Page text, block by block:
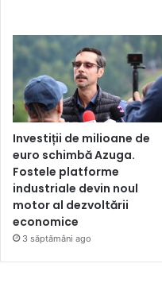
Investiții de milioane de
euro schimbă Azuga.
Fostele platforme
industriale devin noul
motor al dezvoltării
economice
3 săptămâni ago